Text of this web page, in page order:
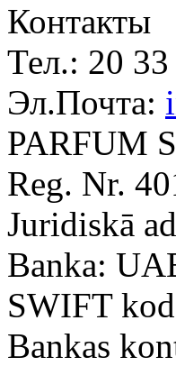
Контакты
Тел.: 20
Эл.Почта:
PARFUM
Reg. Nr.
Juridiskā
Banka:
SWIFT
Bankas